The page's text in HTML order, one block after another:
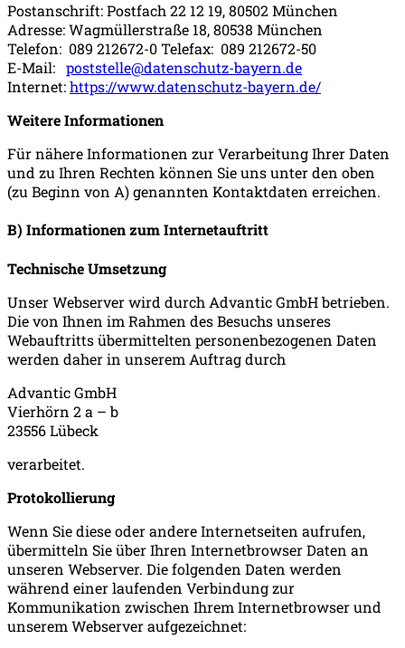
Postanschrift: Postfach 22 12 19, 80502 München
Adresse: Wagmüllerstraße 18, 80538 München
Telefon: 089 212672-0 Telefax: 089 212672-50
E-Mail: poststelle@datenschutz-bayern.de
Internet:https://www.datenschutz-bayern.de/
Weitere Informationen
Für nähere Informationen zur Verarbeitung Ihrer Daten
und zu Ihren Rechten können Sie uns unter den oben
(zu Beginn von A) genannten Kontaktdaten erreichen.
B) Informationen zum Internetauftritt
Technische Umsetzung
Unser Webserver wird durch Advantic GmbH betrieben.
Die von Ihnen im Rahmen des Besuchs unseres
Webauftritts übermittelten personenbezogenen Daten
werden daher in unserem Auftrag durch
Advantic GmbH
Vierhörn 2 a – b
23556 Lübeck
verarbeitet.
Protokollierung
Wenn Sie diese oder andere Internetseiten aufrufen,
übermitteln Sie über Ihren Internetbrowser Daten an
unseren Webserver. Die folgenden Daten werden
während einer laufenden Verbindung zur
Kommunikation zwischen Ihrem Internetbrowser und
unserem Webserver aufgezeichnet: